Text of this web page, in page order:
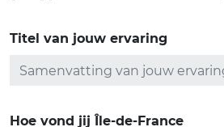
Titel van jouw ervaring
Hoe vond jij Île-de-France